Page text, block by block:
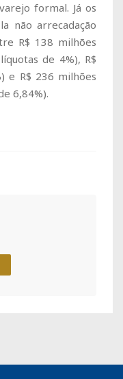
formal. Já os
não arrecadação
R$ 138 milhões
de 4%), R$
e R$ 236 milhões
6,84%).